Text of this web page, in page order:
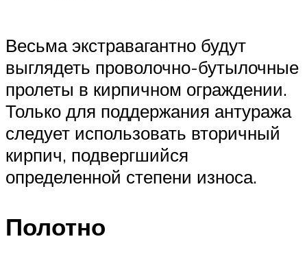
Весьма экстравагантно будут
выглядеть проволочно-бутылочные
пролеты в кирпичном ограждении.
Только для поддержания антуража
следует использовать вторичный
кирпич, подвергшийся
определенной степени износа.
Полотно